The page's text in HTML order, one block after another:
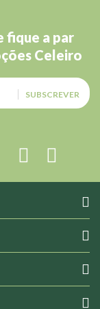
fique a par
Celeiro
SUBSCREVER